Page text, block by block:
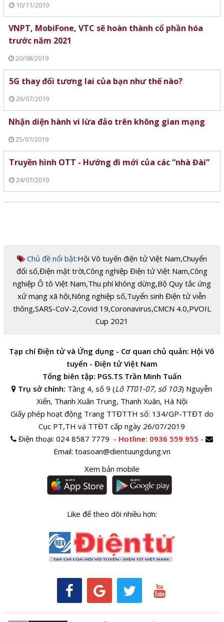
10/11/2019
VNPT, MobiFone, VTC sẽ hoàn thành cổ phần hóa
trước năm 2021
20/08/2019
5G thay đổi tương lai của bạn như thế nào?
26/07/2019
Nhận diện hành vi lừa đảo trên không gian mạng
25/07/2019
Truyền hình OTT - Hướng đi mới của các “nhà Đài”
24/07/2019
Chủ đề nổi bật:Hội Vô tuyến điện tử Việt Nam,Chuyển
đổi số,Điện mặt trời,Công nghiệp Điện tử Việt Nam,Công
nghiệp Ô tô Việt Nam,Thu phí không dừng,Bộ Quy tắc ứng
xử mạng xã hội,Nông nghiệp số,Tuyển sinh Điện tử viễn
thông,SARS-CoV-2,Covid 19,Coronavirus,CMCN 4.0,PVOIL
Cup 2021
Tạp chí Điện tử và Ứng dụng - Cơ quan chủ quản: Hội Vô
tuyến - Điện tử Việt Nam
Tổng biên tập: PGS.TS Trần Minh Tuấn
Trụ sở chính: Tầng 4, số 9 (Lô TT01-07, số 103) Nguyễn
Xiển, Thanh Xuân Trung, Thanh Xuân, Hà Nội
Giấy phép hoạt động Trang TTĐTTH số: 134/GP-TTĐT do
Cục PT,TH và TTĐT cấp ngày 26/07/2019
Điện thoại:024 8587 7779 - Hotline: 0936 559 955 -
Email: toasoan@dientuungdung.vn
Xem bản mobile
Like để theo dõi nhiều hơn: